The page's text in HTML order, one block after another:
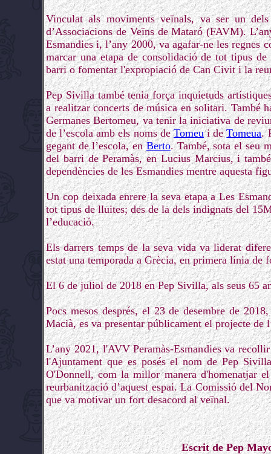
Vinculat als moviments veïnals, va ser un
d’Associacions de Veïns de Mataró (FAVM).
Esmandies i, l’any 2000, va agafar-ne les regnes
marcar una etapa de consolidació de tot tipus
barri o fomentar l'expropiació de Can Civit i la
Pep Sivilla també tenia força inquietuds
a realitzar concerts de música en solitari. També
Germanes Bertomeu, va tenir la iniciativa de
de l’escola amb els noms deTomeui deTomeua.
gegant de l’escola, enBerto. També, sota el seu
del barri de Peramàs, en Lucius Marcius, i
dependències de les Esmandies mentre aquesta
Un cop deixada enrere la seva etapa a Les
tot tipus de lluites; des de la dels indignats del
l’educació.
Els darrers temps de la seva vida va liderat
estat una temporada a Grècia, en primera línia de
El 6 de juliol de 2018 en Pep Sivilla, als seus 65
Pocs mesos després, el 23 de desembre de
Macià, es va presentar públicament el projecte
L’any 2021, l'AVV Peramàs-Esmandies va
l'Ajuntament que es posés el nom de Pep
O'Donnell, com la millor manera d'homenatjar
reurbanització d’aquest espai. La Comissió del
que va motivar un fort desacord al veïnal.
Escrit de Pep